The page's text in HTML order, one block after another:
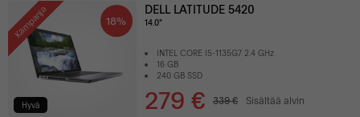
Kampanja 18%
Hyvä
DELL LATITUDE 5420
14.0"
INTEL CORE I5-1135G7 2.4 GHz
16 GB
240 GB SSD
279 € 339 € Sisältää alvin